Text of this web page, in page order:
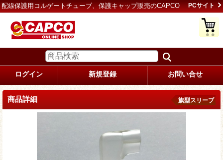
配線保護用コルゲートチューブ、保護キャップ販売のCAPCO PCサイト
ログイン 新規登録 お問い合せ
商品詳細 旗型スリーブ